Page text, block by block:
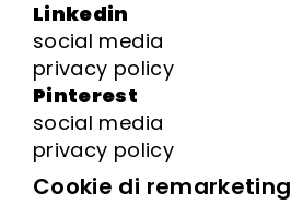
Linkedin
social media
privacy policy
Pinterest
social media
privacy policy
Cookie di remarketing